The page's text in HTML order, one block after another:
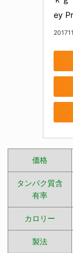
ey
価格
タンパク質含
有率
カロリー
製法